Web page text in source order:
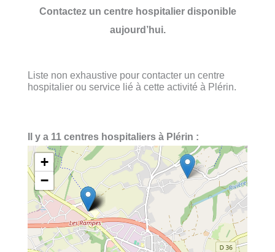
Contactez un centre hospitalier disponible
aujourd’hui.
Liste non exhaustive pour contacter un centre
hospitalier ou service lié à cette activité à Plérin.
Il y a 11 centres hospitaliers à Plérin :
+
−